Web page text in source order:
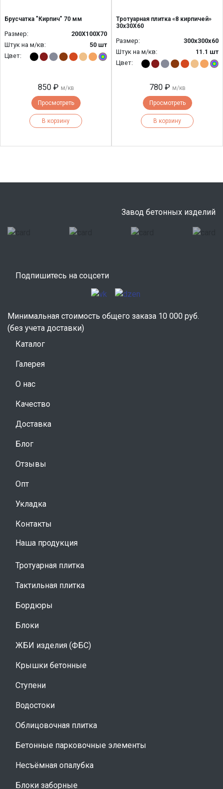
Брусчатка "Кирпич" 70 мм
Размер:
200Х100Х70
Штук на м/кв:
50 шт
Цвет:
850 ₽ м/кв
Просмотреть
В корзину
Тротуарная плитка «8 кирпичей»
30х30Х60
Размер:
300x300x60
Штук на м/кв:
11.1 шт
Цвет:
780 ₽ м/кв
Просмотреть
В корзину
Завод бетонных изделий
Подпишитесь на соцсети
Минимальная стоимость общего заказа 10 000 руб.
(без учета доставки)
Каталог
Галерея
О нас
Качество
Доставка
Блог
Отзывы
Опт
Укладка
Контакты
Наша продукция
Тротуарная плитка
Тактильная плитка
Бордюры
Блоки
ЖБИ изделия (ФБС)
Крышки бетонные
Ступени
Водостоки
Облицовочная плитка
Бетонные парковочные элементы
Несъёмная опалубка
Блоки заборные